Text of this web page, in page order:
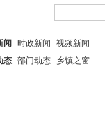
闻 时政新闻
视频新闻
态 部门动态 乡镇之窗